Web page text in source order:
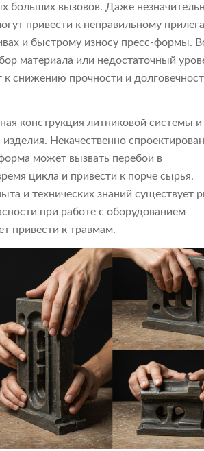
больших вызовов. Даже
привести к неправильному
и быстрому износу пресс-формы.
материала или недостаточный
снижению прочности и
конструкция литниковой системы и
Некачественно
может вызвать перебои в
цикла и привести к порче сырья.
и технических знаний существует
при работе с оборудованием
привести к травмам.